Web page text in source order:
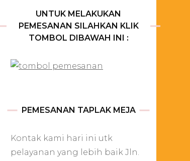
UNTUK MELAKUKAN
PEMESANAN SILAHKAN KLIK
TOMBOL DIBAWAH INI :
PEMESANAN TAPLAK MEJA
Kontak kami hari ini utk
pelayanan yang lebih baik Jln.